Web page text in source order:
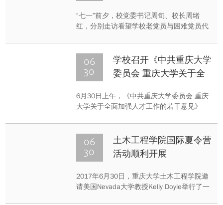
“七一”前夕，校党委书记周旬、校长周绪
红，分别走访看望学校老党员与困难党员代
06
30
学校召开《中共重庆大学
委员会 重庆大学关于全
见》征求意见座谈会
6月30日上午，《中共重庆大学委员会 重庆
大学关于全面加强人才工作的若干意见》
见和建议。
06
30
土木工程学院国际夏令营
活动顺利开展
2017年6月30日，重庆大学土木工程学院邀
请美国Nevada大学教授Kelly Doyle举行了一